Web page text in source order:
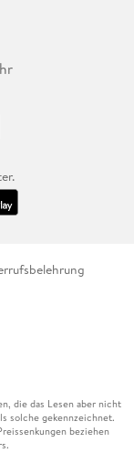
die das Lesen aber nicht
solche gekennzeichnet.
beziehen